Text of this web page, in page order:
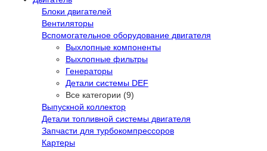
Блоки двигателей
Вентиляторы
Вспомогательное оборудование двигателя
Выхлопные компоненты
Выхлопные фильтры
Генераторы
Детали системы DEF
Все категории (9)
Выпускной коллектор
Детали топливной системы двигателя
Запчасти для турбокомпрессоров
Картеры